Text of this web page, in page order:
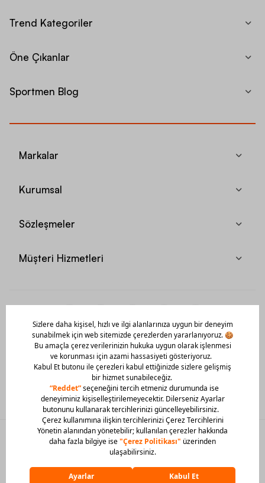
Trend Kategoriler
Öne Çıkanlar
Sportmen Blog
Markalar
Kurumsal
Sözleşmeler
Müşteri Hizmetleri
Mobil Uygulamamızı Hemen İndir!
© 2026 Barcin Tüm Hakları Saklıdır